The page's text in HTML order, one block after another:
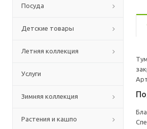
Посуда
Детские товары
Летняя коллекция
Услуги
Зимняя коллекция
Растения и кашпо